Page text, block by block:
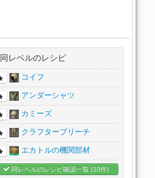
同レベルのレシピ
コイフ
アンダーシャツ
カミーズ
クラフターブリーチ
エカトルの機関部材
同レベルのレシピ確認一覧 (10件)